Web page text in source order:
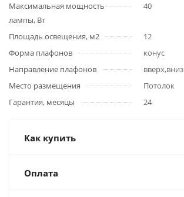
Максимальная мощность
лампы, Вт
40
Площадь освещения, м2
12
Форма плафонов
конус
Направление плафонов
вверх,вниз
Место размещения
Потолок
Гарантия, месяцы
24
Как купить
Оплата